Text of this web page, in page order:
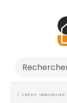
/ CRÉDIT